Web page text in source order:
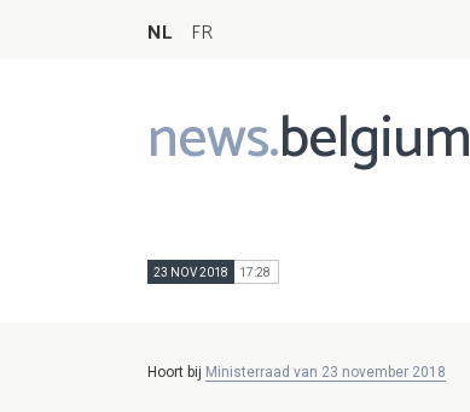
NL FR
news.belgium
Main
navigation
23 NOV 2018 17:28
Hoort bij Ministerraad van 23 november 2018